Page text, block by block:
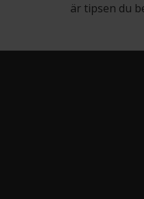
är tipsen du